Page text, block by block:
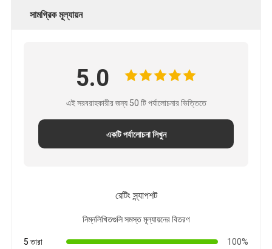
সামগ্রিক মূল্যায়ন
5.0
এই সরবরাহকারীর জন্য 50 টি পর্যালোচনার ভিত্তিতে
একটি পর্যালোচনা লিখুন
রেটিং স্ন্যাপশট
নিম্নলিখিতগুলি সমস্ত মূল্যায়নের বিতরণ
5 তারা
100%